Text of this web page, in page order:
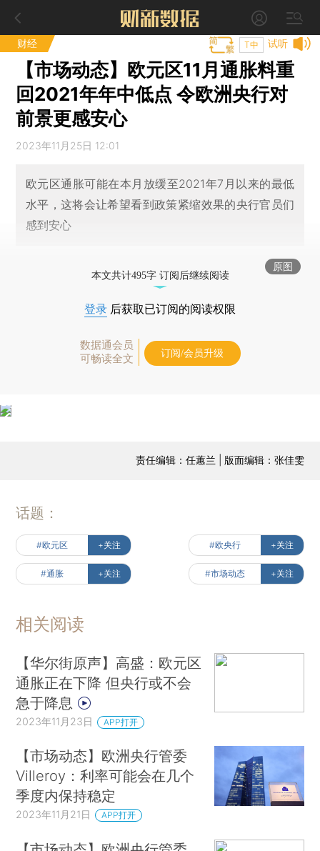
财经 试听
T中
【市场动态】欧元区11月通胀料重
回2021年年中低点 令欧洲央行对
前景更感安心
2023年11月25日 12:01
欧元区通胀可能在本月放缓至2021年7月以来的最低
水平，这将会让希望看到政策紧缩效果的央行官员们
感到安心
原图
本文共计495字 订阅后继续阅读
登录 后获取已订阅的阅读权限
数据通会员
可畅读全文
订阅/会员升级
责任编辑：任蕙兰 | 版面编辑：张佳雯
话题：
#欧元区 +关注 #欧央行 +关注
#通胀 +关注 #市场动态 +关注
相关阅读
【华尔街原声】高盛：欧元区
通胀正在下降 但央行或不会
急于降息
2023年11月23日 APP打开
【市场动态】欧洲央行管委
Villeroy：利率可能会在几个
季度内保持稳定
2023年11月21日 APP打开